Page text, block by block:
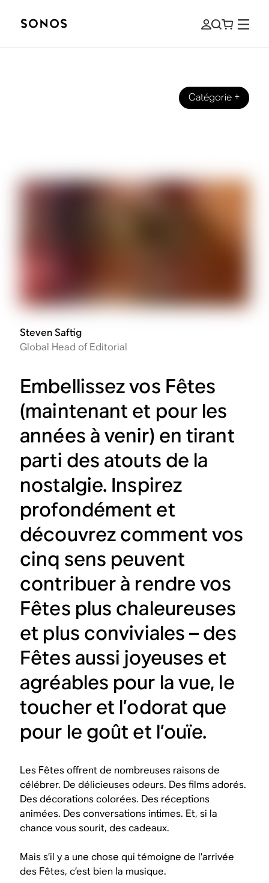
Catégorie+
Steven Saftig
Global Head of Editorial
Embellissez vos Fêtes
(maintenant et pour les
années à venir) en tirant
parti des atouts de la
nostalgie. Inspirez
profondément et
découvrez comment vos
cinq sens peuvent
contribuer à rendre vos
Fêtes plus chaleureuses
et plus conviviales – des
Fêtes aussi joyeuses et
agréables pour la vue, le
toucher et l’odorat que
pour le goût et l’ouïe.
Les Fêtes offrent de nombreuses raisons de
célébrer. De délicieuses odeurs. Des films adorés.
Des décorations colorées. Des réceptions
animées. Des conversations intimes. Et, si la
chance vous sourit, des cadeaux.
Mais s’il y a une chose qui témoigne de l’arrivée
des Fêtes, c’est bien la musique.